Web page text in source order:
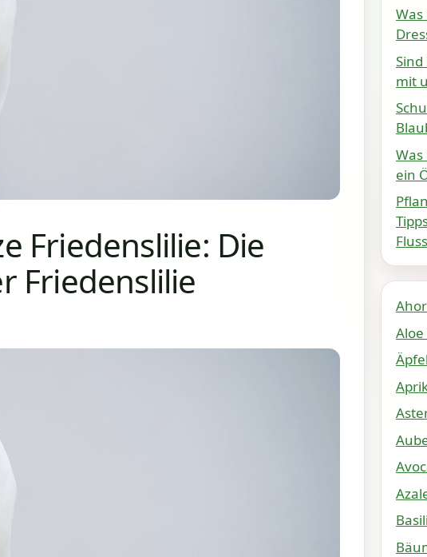
Friedenslilie: Die
Friedenslilie
Was
mit
ein
Aloe
Äpfel